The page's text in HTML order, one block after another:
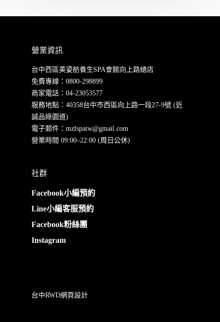
營業資訊
台中西區美姿舫養生SPA會館向上路總店
免費專線： 0800-298899
商家電話： 04-23053577
服務地點：40358台中市西區向上路一段27-9號 (近
誠品綠園道)
電子郵件： mzfspatw@gmail.com
營業時間 09:00–22:00 (周日公休)
社群
Facebook小編預約
Line小編客服預約
Facebook粉絲團
Instagram
台中RWD網頁設計